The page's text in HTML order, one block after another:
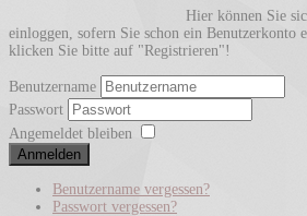
Hier können Sie
einloggen, sofern Sie schon ein Benutzerkonto
klicken Sie bitte auf "Registrieren"!
Benutzername
Passwort
Angemeldet bleiben
Anmelden
Benutzername vergessen?
Passwort vergessen?